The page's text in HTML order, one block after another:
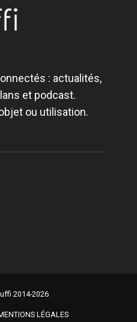
: actualités,
et podcast.
ou utilisation.
2014-2026
LÉGALES